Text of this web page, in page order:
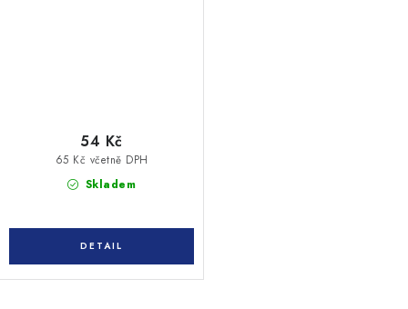
Skladem
65 Kč včetně DPH
54 Kč